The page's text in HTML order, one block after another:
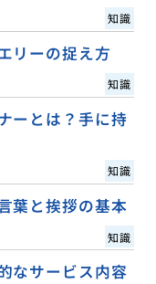
知識
リーの捉え方
知識
ーとは？手に持
知識
葉と挨拶の基本
知識
なサービス内容